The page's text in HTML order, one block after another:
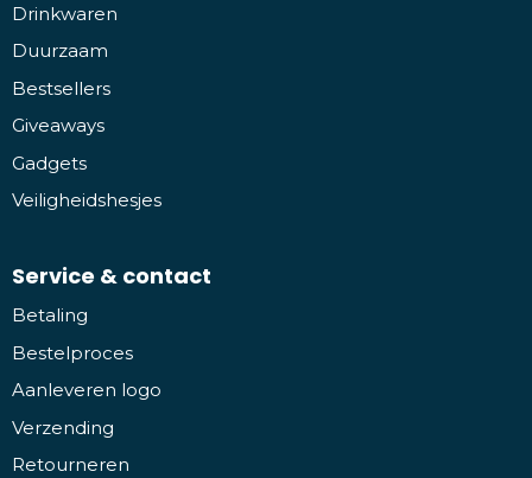
Drinkwaren
Duurzaam
Bestsellers
Giveaways
Gadgets
Veiligheidshesjes
Service & contact
Betaling
Bestelproces
Aanleveren logo
Verzending
Retourneren